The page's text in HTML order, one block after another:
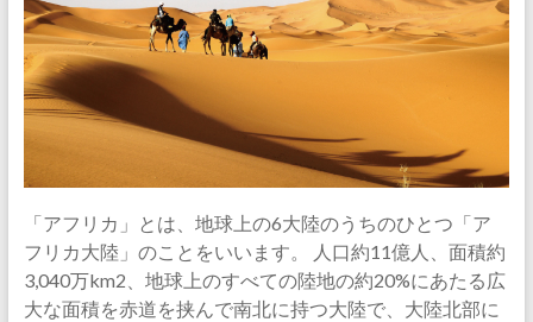
「アフリカ」とは、地球上の6大陸のうちのひとつ「ア
フリカ大陸」のことをいいます。 人口約11億人、面積約
3,040万km2、地球上のすべての陸地の約20%にあたる広
大な面積を赤道を挟んで南北に持つ大陸で、大陸北部に